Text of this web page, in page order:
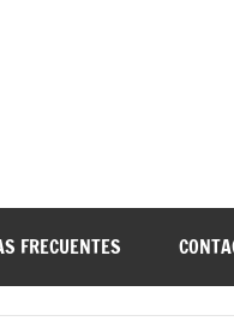
de
FRECUENTES